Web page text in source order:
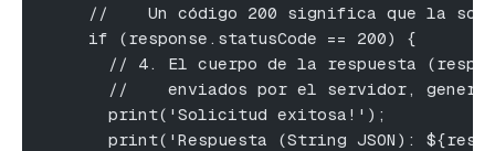
//    Un código 200 significa que la
    if (response.statusCode == 200) {
// 4. El cuerpo de la respuesta
//    enviados por el servidor,
      print('Solicitud exitosa!');
print('Respuesta (String JSON):